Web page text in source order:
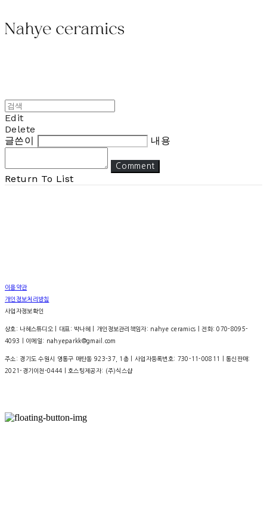
Edit
Delete
글쓴이
내용
Comment
Return To List
이용약관
개인정보처리방침
사업자정보확인
상호: 나혜스튜디오 | 대표: 박나혜 | 개인정보관리책임자: nahye ceramics | 전화: 070-8095-
4093 | 이메일: nahyeparkk@gmail.com
주소: 경기도 수원시 영통구 매탄동 923-37, 1층 | 사업자등록번호: 730-11-00811
| 통신판매:
2021-경기이천-0444 | 호스팅제공자: (주)식스샵